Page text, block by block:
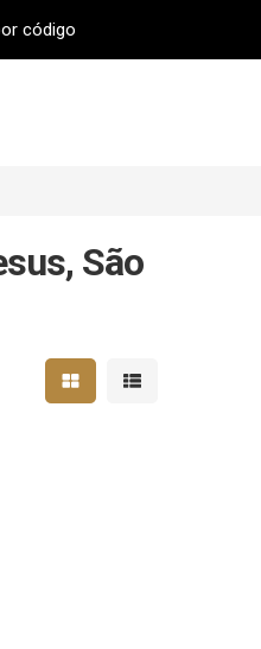
São
Mostrar resultados em
Mostrar